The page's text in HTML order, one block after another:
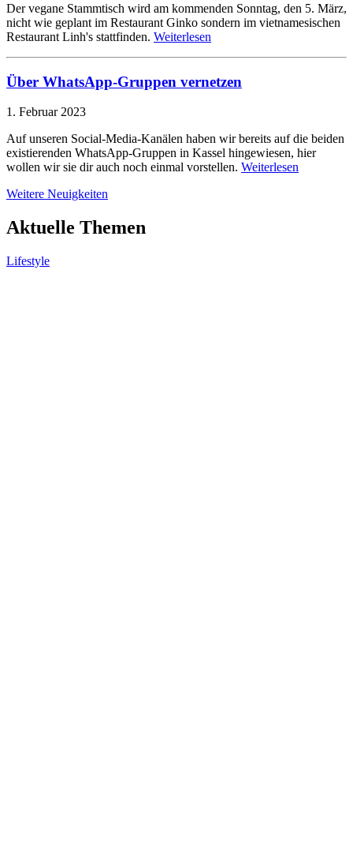
Der vegane Stammtisch wird am kommenden Sonntag, den 5. März,
nicht wie geplant im Restaurant Ginko sondern im vietnamesischen
Restaurant Linh's stattfinden. Weiterlesen
Über WhatsApp-Gruppen vernetzen
1. Februar 2023
Auf unseren Social-Media-Kanälen haben wir bereits auf die beiden
existierenden WhatsApp-Gruppen in Kassel hingewiesen, hier
wollen wir sie dir auch noch einmal vorstellen. Weiterlesen
Weitere Neuigkeiten
Aktuelle Themen
Lifestyle